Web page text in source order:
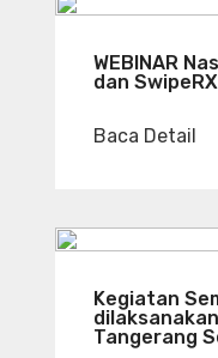
WEBINAR
dan SwipeRX
Baca Detail
Kegiatan
Tangerang